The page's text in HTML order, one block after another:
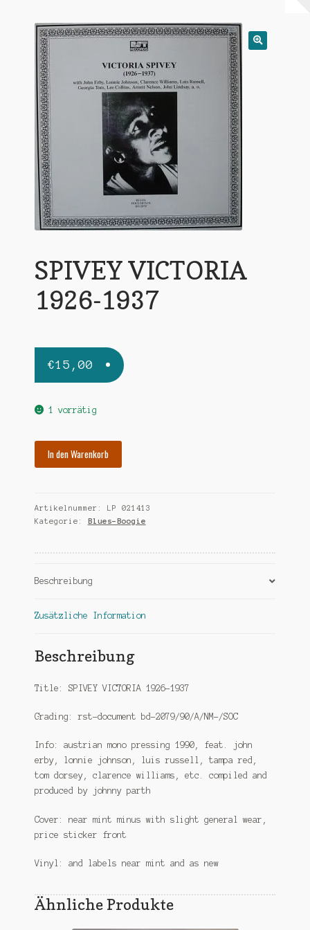
Warenkorb
Mein Konto
SPIVEY VICTORIA
1926-1937
€15,00
1 vorrätig
Menge
In den Warenkorb
Artikelnummer: LP 021413
Kategorie: Blues-Boogie
Beschreibung
Zusätzliche Information
Beschreibung
Title: SPIVEY VICTORIA 1926-1937
Grading: rst-document bd-2079/90/A/NM-/SOC
Info: austrian mono pressing 1990, feat. john
erby, lonnie johnson, luis russell, tampa red,
tom dorsey, clarence williams, etc. compiled and
produced by johnny parth
Cover: near mint minus with slight general wear,
price sticker front
Vinyl: and labels near mint and as new
Ähnliche Produkte